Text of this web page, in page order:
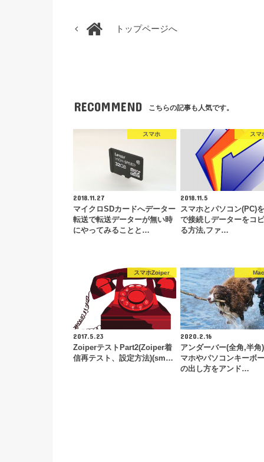
トップページへ
RECOMMEND こちらの記事も人気です。
スマホ
2018.11.27
マイクロSDカードへデーター
転送で転送データーが無い時
にやってみることと…
スマ
2018.11.5
スマホとパソコン(PC)
で接続しデーターをコ
る方法,ファ…
スマホZoiper
2017.5.23
ZoiperテストPart2(Zoiper着
信再テスト、設定方法)(sm…
2020.2.16
アンダーバー(全角,半角
マホやパソコンキーボ
の出し方をアンド…